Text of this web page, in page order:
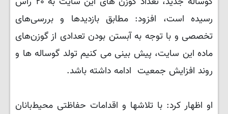
رسیده است، افزود: مطابق بازدیدها و بررسی‌های
تخصصی و با توجه به آبستن بودن تعدادی از گوزن‌های
ماده این سایت، پیش بینی می کنیم تولد گوساله ها و
روند افزایش جمعیت ادامه داشته باشد.
او اظهار کرد: با تلاشها و اقدامات حفاظتی محیط‌بانان